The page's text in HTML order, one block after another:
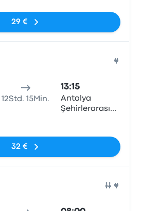
29 €
12Std. 15Min.
13:15
Antalya
Şehirlerarası
32 €